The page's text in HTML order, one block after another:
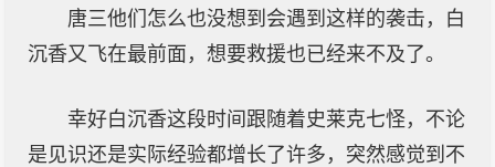
唐三他们怎么也没想到会遇到这样的袭击，白
沉香又飞在最前面，想要救援也已经来不及了。
幸好白沉香这段时间跟随着史莱克七怪，不论
是见识还是实际经验都增长了许多，突然感觉到不